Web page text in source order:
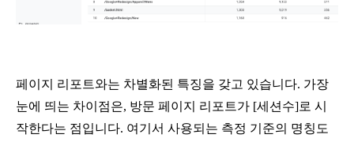
페이지 리포트와는 차별화된 특징을 갖고 있습니다. 가장
눈에 띄는 차이점은, 방문 페이지 리포트가 [세션수]로 시
작한다는 점입니다. 여기서 사용되는 측정 기준의 명칭도